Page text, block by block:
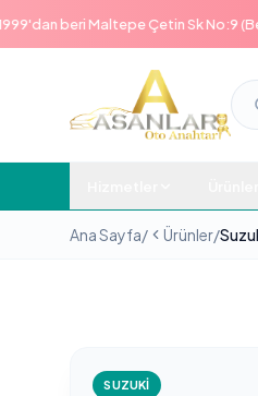
beri Maltepe Çetin Sk No:9
Ana Sayfa/ Ürünler/
SUZUKI